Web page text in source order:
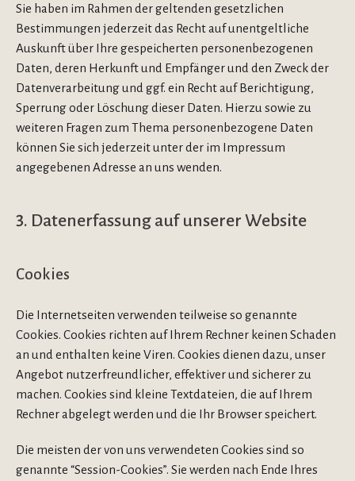
Sie haben im Rahmen der geltenden gesetzlichen
Bestimmungen jederzeit das Recht auf unentgeltliche
Auskunft über Ihre gespeicherten personenbezogenen
Daten, deren Herkunft und Empfänger und den Zweck der
Datenverarbeitung und ggf. ein Recht auf Berichtigung,
Sperrung oder Löschung dieser Daten. Hierzu sowie zu
weiteren Fragen zum Thema personenbezogene Daten
können Sie sich jederzeit unter der im Impressum
angegebenen Adresse an uns wenden.
3. Datenerfassung auf unserer Website
Cookies
Die Internetseiten verwenden teilweise so genannte
Cookies. Cookies richten auf Ihrem Rechner keinen Schaden
an und enthalten keine Viren. Cookies dienen dazu, unser
Angebot nutzerfreundlicher, effektiver und sicherer zu
machen. Cookies sind kleine Textdateien, die auf Ihrem
Rechner abgelegt werden und die Ihr Browser speichert.
Die meisten der von uns verwendeten Cookies sind so
genannte “Session-Cookies”. Sie werden nach Ende Ihres